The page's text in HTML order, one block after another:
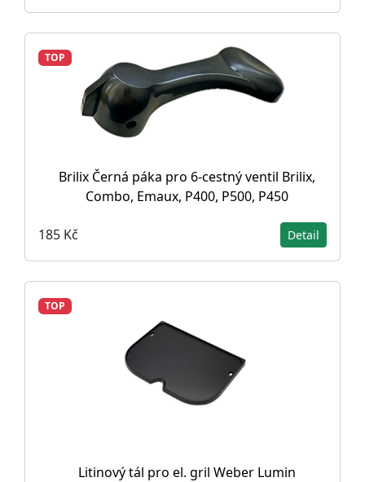
TOP
Brilix Černá páka pro 6-cestný ventil Brilix,
Combo, Emaux, P400, P500, P450
185 Kč Detail
TOP
Litinový tál pro el. gril Weber Lumin